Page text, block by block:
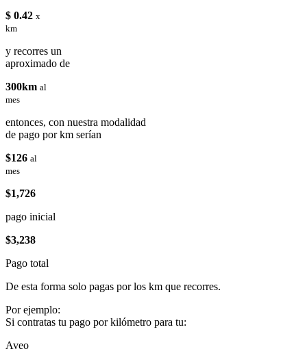
$ 0.42 x
km
y recorres un
aproximado de
300km al
mes
entonces, con nuestra modalidad
de pago por km serían
$126 al
mes
$1,726
pago inicial
$3,238
Pago total
De esta forma solo pagas por los km que recorres.
Por ejemplo:
Si contratas tu pago por kilómetro para tu:
Aveo